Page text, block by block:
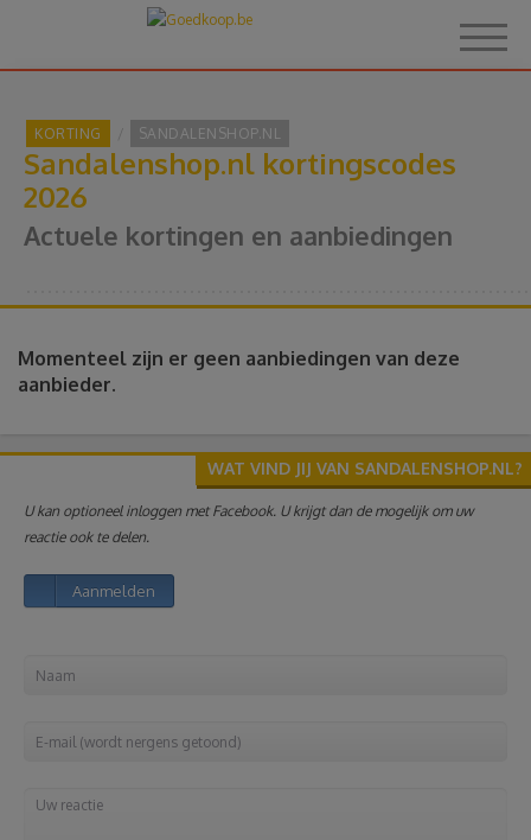
Home
Over Goedkoop.be
Korting
Reviews
Reizen
KORTING SANDALENSHOP.NL
Sandalenshop.nl kortingscodes
2026
Actuele kortingen en aanbiedingen
Momenteel zijn er geen aanbiedingen van deze
aanbieder.
WAT VIND JIJ VAN SANDALENSHOP.NL?
U kan optioneel inloggen met Facebook. U krijgt dan de mogelijk om uw
reactie ook te delen.
Aanmelden